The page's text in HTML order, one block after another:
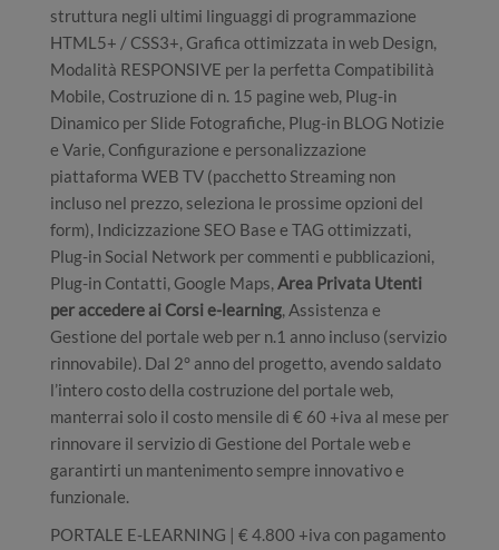
struttura negli ultimi linguaggi di programmazione
HTML5+ / CSS3+, Grafica ottimizzata in web Design,
Modalità RESPONSIVE per la perfetta Compatibilità
Mobile, Costruzione di n. 15 pagine web, Plug-in
Dinamico per Slide Fotografiche, Plug-in BLOG Notizie
e Varie, Configurazione e personalizzazione
piattaforma WEB TV (pacchetto Streaming non
incluso nel prezzo, seleziona le prossime opzioni del
form), Indicizzazione SEO Base e TAG ottimizzati,
Plug-in Social Network per commenti e pubblicazioni,
Plug-in Contatti, Google Maps, Area Privata Utenti
per accedere ai Corsi e-learning, Assistenza e
Gestione del portale web per n.1 anno incluso (servizio
rinnovabile). Dal 2° anno del progetto, avendo saldato
l’intero costo della costruzione del portale web,
manterrai solo il costo mensile di € 60 +iva al mese per
rinnovare il servizio di Gestione del Portale web e
garantirti un mantenimento sempre innovativo e
funzionale.
PORTALE E-LEARNING | € 4.800 +iva con pagamento